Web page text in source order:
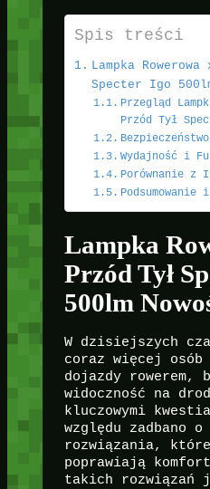
Spis treści
Lampka
Specter Igo
Przegląd
Przód Tył
Wydajność i
Porównanie z
Podsumowanie
Lampka
Przód Tył
500lm
W dzisiejszych
coraz więcej
dojazdy rowerem,
widoczność na
kluczowymi
względu zadbano o
rozwiązania,
poprawiają
takich rozwiązań